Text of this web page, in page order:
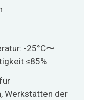
-25°C〜
≤85%
Werkstätten der